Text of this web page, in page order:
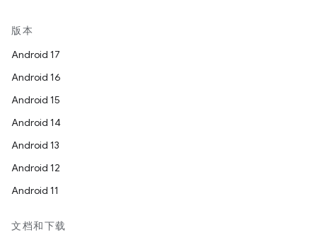
版本
Android 17
Android 16
Android 15
Android 14
Android 13
Android 12
Android 11
文档和下载